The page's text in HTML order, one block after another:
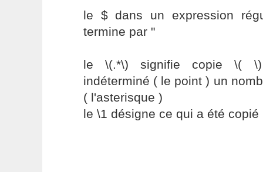
le $ dans un expression
termine par "
le \(.*\) signifie copie \(
indéterminé ( le point ) un
( l'asterisque )
le \1 désigne ce qui a été copié